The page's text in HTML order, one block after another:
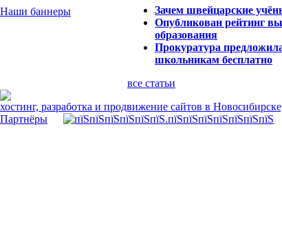
Наши баннеры
Зачем швейцарские
Опубликован рейтинг
образования
Прокуратура
школьникам бесплатно
все статьи
хостинг, разработка и продвижение сайтов в
Партнёры